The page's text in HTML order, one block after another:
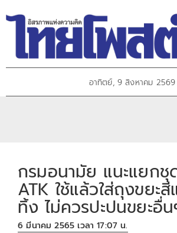
อาทิตย์, 9 สิงหาคม 2569
กรมอนามัย แนะแยกชุ
ATK ใช้แล้วใส่ถุงขยะ
ทิ้ง ไม่ควรปะปนขยะอื่
6 มีนาคม 2565 เวลา 17:07 น.